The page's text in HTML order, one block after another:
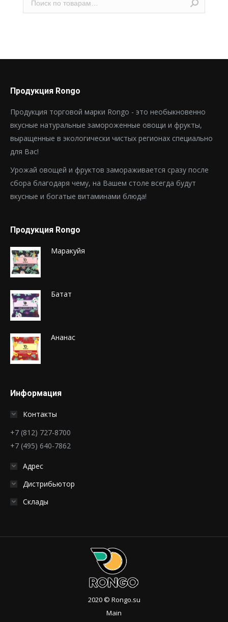
Продукция Rongo
Продукция торговой марки Rongo - это необыкновенно
вкусные натуральные замороженные овощи и фрукты,
выращенные в экологически чистых регионах специально
для Вас!
Урожай овощей и фруктов замораживается сразу после
сбора благодаря чему, на Вашем столе всегда будут
вкусные и богатые витаминами блюда!
Продукция Rongo
Маракуйя
Батат
Ананас
Информация
Контакты
+7 (812) 727-8700
+7 (495) 640-7862
Адрес
Дистрибьютор
Склады
2020 © Rongo.su
Main